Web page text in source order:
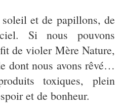
et de papillons, de
Si nous pouvons
de violer Mère Nature,
dont nous avons rêvé…
toxiques, plein
et de bonheur.